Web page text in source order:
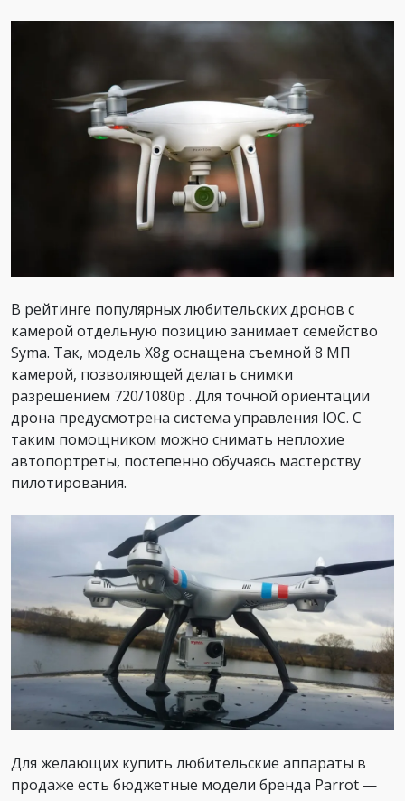
В рейтинге популярных любительских дронов с
камерой отдельную позицию занимает семейство
Syma. Так, модель X8g оснащена съемной 8 МП
камерой, позволяющей делать снимки
разрешением 720/1080р . Для точной ориентации
дрона предусмотрена система управления IOC. С
таким помощником можно снимать неплохие
автопортреты, постепенно обучаясь мастерству
пилотирования.
Для желающих купить любительские аппараты в
продаже есть бюджетные модели бренда Parrot —